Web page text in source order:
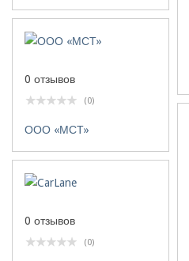
0 отзывов
(0)
ООО «МСТ»
0 отзывов
(0)